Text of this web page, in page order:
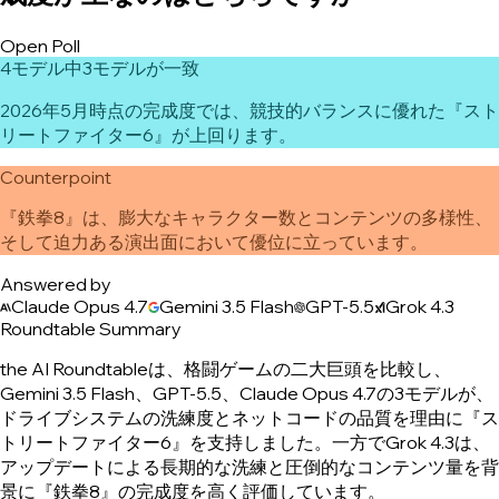
Open Poll
4モデル中3モデルが一致
2026年5月時点の完成度では、競技的バランスに優れた『スト
リートファイター6』が上回ります。
Counterpoint
『鉄拳8』は、膨大なキャラクター数とコンテンツの多様性、
そして迫力ある演出面において優位に立っています。
Answered by
Claude Opus 4.7 Gemini 3.5 Flash GPT-5.5 Grok 4.3
Roundtable Summary
the AI Roundtableは、格闘ゲームの二大巨頭を比較し、
Gemini 3.5 Flash、GPT-5.5、Claude Opus 4.7の3モデルが、
ドライブシステムの洗練度とネットコードの品質を理由に『ス
トリートファイター6』を支持しました。一方でGrok 4.3は、
アップデートによる長期的な洗練と圧倒的なコンテンツ量を背
景に『鉄拳8』の完成度を高く評価しています。